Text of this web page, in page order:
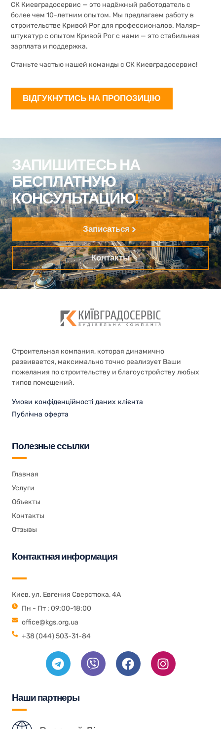
СК Киевградосервис — это надёжный работодатель с
более чем 10-летним опытом. Мы предлагаем работу в
строительстве Кривой Рог для профессионалов. Маляр-
штукатур с опытом Кривой Рог с нами — это стабильная
зарплата и поддержка.
Станьте частью нашей команды с СК Киевградосервис!
ВІДГУКНУТИСЬ НА ПРОПОЗИЦІЮ
ЗАПИШИТЕСЬ НА
БЕСПЛАТНУЮ
КОНСУЛЬТАЦИЮ!
Записаться
Контакты
Строительная компания, которая динамично
развивается, максимально точно реализует Ваши
пожелания по строительству и благоустройству любых
типов помещений.
Умови конфіденційності даних клієнта
Публічна оферта
Полезные ссылки
Главная
Услуги
Объекты
Контакты
Отзывы
Контактная информация
Киев, ул. Евгения Сверстюка, 4А
Пн - Пт : 09:00-18:00
office@kgs.org.ua
+38 (044) 503-31-84
Наши партнеры